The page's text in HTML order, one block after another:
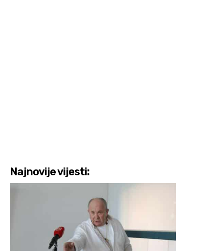
Najnovije vijesti: